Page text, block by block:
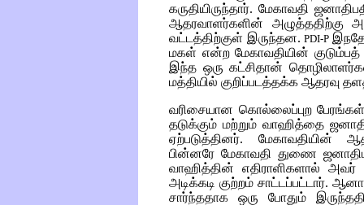
கருதியிருந்தார். மேகாவதி
ஆதரவாளர்களின்
வட்டத்திற்குள் இருந்தன. PDI-P
மகள் என்ற மேகாவதியின்
இந்த ஒரு கட்சிதான்
மத்தியில் குறிப்படத்தக்க ஆதரவு
வரிசையான கொல்லைப்புற
தடுக்கும் மற்றும் வாஹித்தை
ஏற்படுத்தினர். மேகாவதியின்
பின்னரே மேகாவதி துணை
வாஹித்தின் எதிராளிகளால்
அடிக்கடி குற்றம் சாட்டப்பட்டார்.
சார்ந்ததாக ஒரு போதும்